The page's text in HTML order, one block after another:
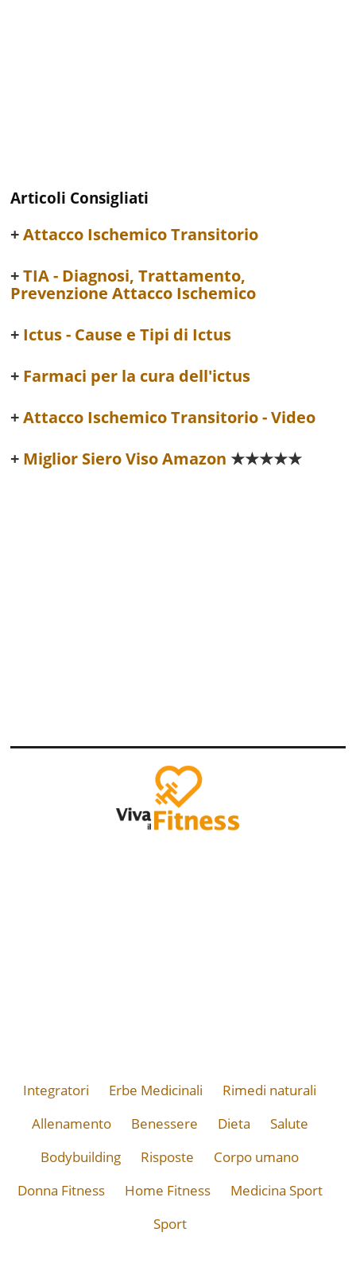
Articoli Consigliati
Attacco Ischemico Transitorio
TIA - Diagnosi, Trattamento,
Prevenzione Attacco Ischemico
Ictus - Cause e Tipi di Ictus
Farmaci per la cura dell'ictus
Attacco Ischemico Transitorio - Video
Miglior Siero Viso Amazon ★★★★★
Integratori Erbe Medicinali
Rimedi naturali
Allenamento
Benessere Dieta
Salute
Bodybuilding
Risposte
Corpo umano
Donna Fitness
Home Fitness
Medicina Sport
Sport